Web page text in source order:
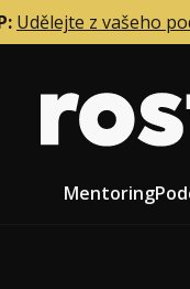
Udělejte z vašeho
Mentoring